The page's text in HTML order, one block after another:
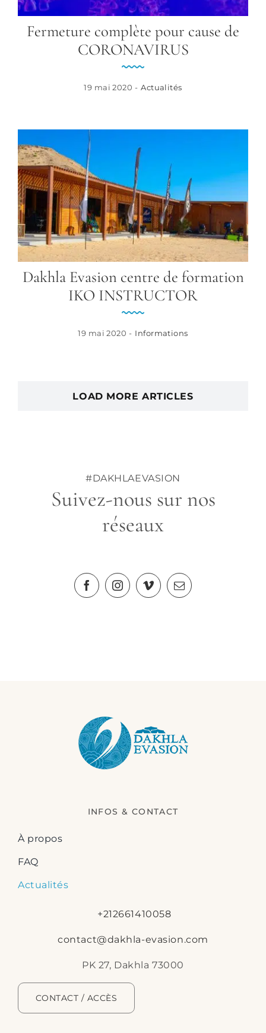
Fermeture complète pour cause de
CORONAVIRUS
19 mai 2020 - Actualités
Dakhla Evasion centre de formation
IKO INSTRUCTOR
19 mai 2020 - Informations
LOAD MORE ARTICLES
#DAKHLAEVASION
Suivez-nous sur nos
réseaux
INFOS & CONTACT
À propos
FAQ
Actualités
+212661410058
contact@dakhla-evasion.com
PK 27, Dakhla 73000
CONTACT / ACCÈS